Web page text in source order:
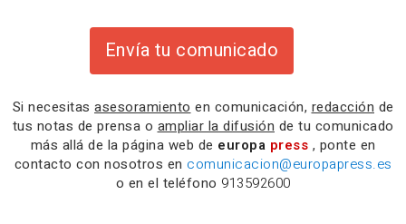
Envía tu comunicado
Si necesitas asesoramiento en comunicación, redacción de
tus notas de prensa o ampliar la difusión de tu comunicado
más allá de la página web de europa press , ponte en
contacto con nosotros en comunicacion@europapress.es
o en el teléfono 913592600